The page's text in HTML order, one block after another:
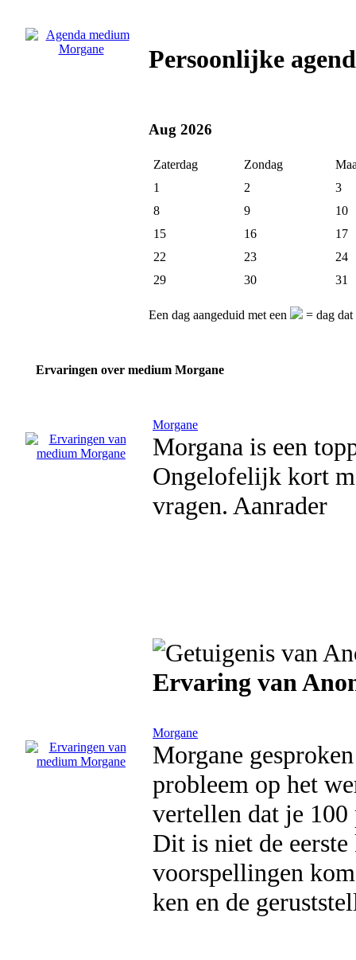
Persoonlijke
Aug 2026
Zaterdag Zondag
1
2
3
8
9
10
15
16
17
22
23
24
29
30 31
Een dag aangeduid met een = dag
Ervaringen over medium Morgane
Morgane
Morgana is een
Ongelofelijk kort
vragen. Aanrader
Ervaring van
Morgane
Morgane
probleem op het
vertellen dat je
Dit is niet de
voorspellingen
ken en de